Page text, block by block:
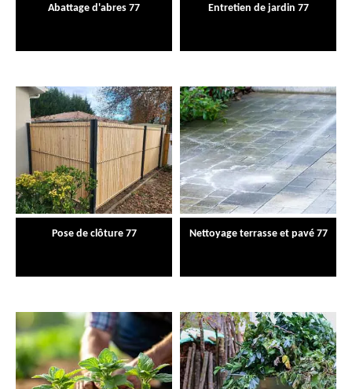
Abattage d'abres 77 Entretien de jardin 77
Pose de clôture 77 Nettoyage terrasse et pavé 77